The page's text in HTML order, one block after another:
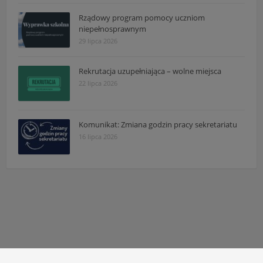
Rządowy program pomocy uczniom
niepełnosprawnym
29 lipca 2026
Rekrutacja uzupełniająca – wolne miejsca
22 lipca 2026
Komunikat: Zmiana godzin pracy sekretariatu
16 lipca 2026